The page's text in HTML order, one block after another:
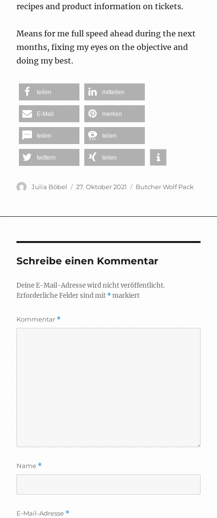
recipes and product information on tickets.
Means for me full speed ahead during the next
months, fixing my eyes on the objective and
doing my best.
teilen mitteilen
E-Mail merken
teilen teilen
twittern teilen
Autor
Julia Böbel
Veröffentlicht
27. Oktober 2021 Schlagwörter
Butcher Wolf Pack
Schreibe einen Kommentar
Deine E-Mail-Adresse wird nicht veröffentlicht.
Erforderliche Felder sind mit *markiert
Kommentar *
Name *
E-Mail-Adresse *